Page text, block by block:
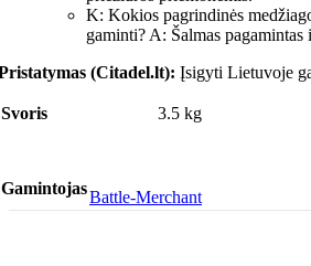
K: Kokios pagrindinės
gaminti? A: Šalmas
(Citadel.lt): Įsigyti Lietuvoje
Svoris 3.5 kg
GamintojasBattle-Merchant